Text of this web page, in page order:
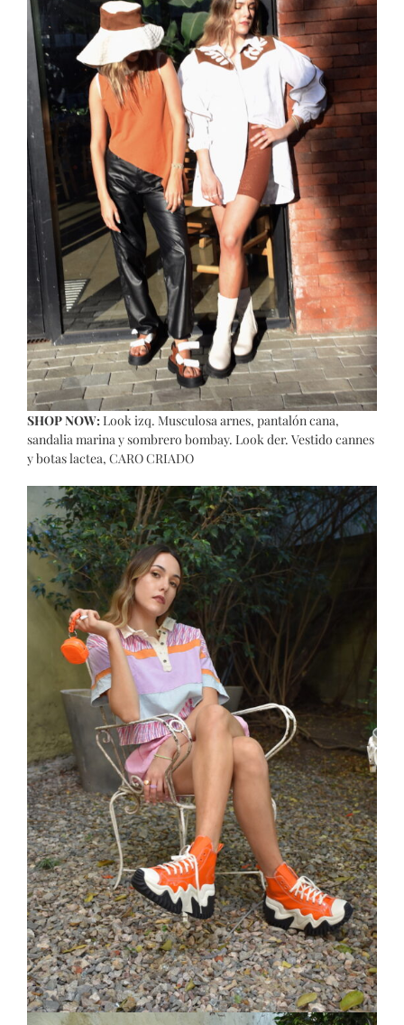
SHOP NOW:Look izq. Musculosa arnes, pantalón cana,
sandalia marinaysombrero bombay. Look der. Vestido cannes
ybotas lactea, CARO CRIADO